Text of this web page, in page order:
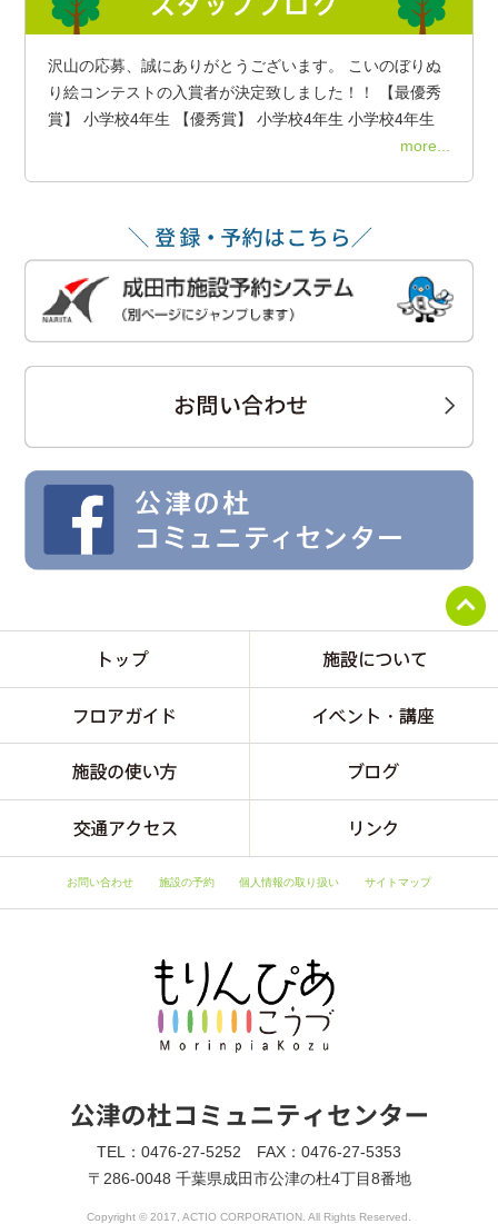
沢山の応募、誠にありがとうございます。 こいのぼりぬ
り絵コンテストの入賞者が決定致しました！！ 【最優秀
賞】 小学校4年生 【優秀賞】 小学校4年生 小学校4年生
more...
お問い合わせ 施設の予約 個人情報の取り扱い サイトマップ
TEL：0476-27-5252 FAX：0476-27-5353
〒286-0048 千葉県成田市公津の杜4丁目8番地
Copyright © 2017, ACTIO CORPORATION. All Rights Reserved.